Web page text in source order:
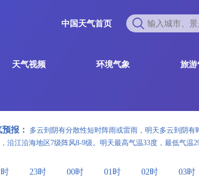
中国天气首页
天气视频 环境气象 旅游
报：
多云到阴有分散性短时阵雨或雷雨，明天多云到阴有
沿江沿海地区7级阵风8-9级。明天最高气温33度，最低气温
23时 00时 01时 02时 03时